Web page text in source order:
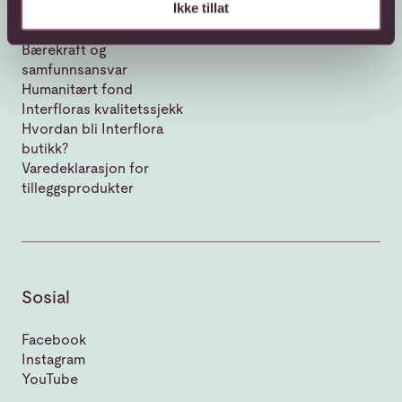
Ikke tillat
Vår historie
Bærekraft og
samfunnsansvar
Humanitært fond
Interfloras kvalitetssjekk
Hvordan bli Interflora
butikk?
Varedeklarasjon for
tilleggsprodukter
Sosial
Facebook
Instagram
YouTube